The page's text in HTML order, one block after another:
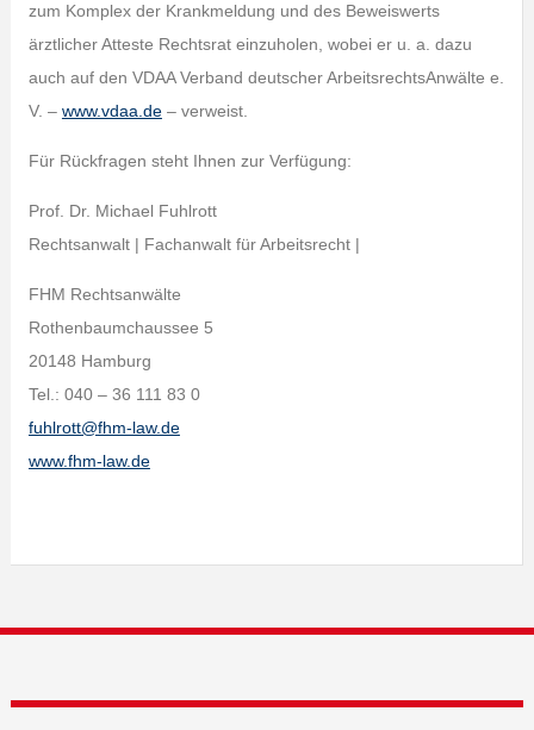
zum Komplex der Krankmeldung und des Beweiswerts
ärztlicher Atteste Rechtsrat einzuholen, wobei er u. a. dazu
auch auf den VDAA Verband deutscher ArbeitsrechtsAnwälte e.
V. – www.vdaa.de– verweist.
Für Rückfragen steht Ihnen zur Verfügung:
Prof. Dr. Michael Fuhlrott
Rechtsanwalt | Fachanwalt für Arbeitsrecht |
FHM Rechtsanwälte
Rothenbaumchaussee 5
20148 Hamburg
Tel.: 040 – 36 111 83 0
fuhlrott@fhm-law.de
www.fhm-law.de